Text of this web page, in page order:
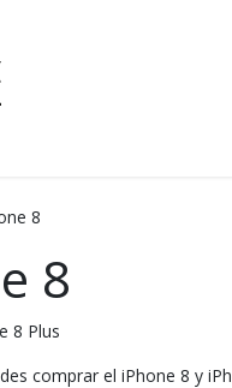
8
8
8 Plus
comprar el iPhone 8 y